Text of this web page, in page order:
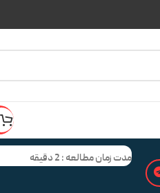
مدت زمان مطالعه : 2 دقیقه